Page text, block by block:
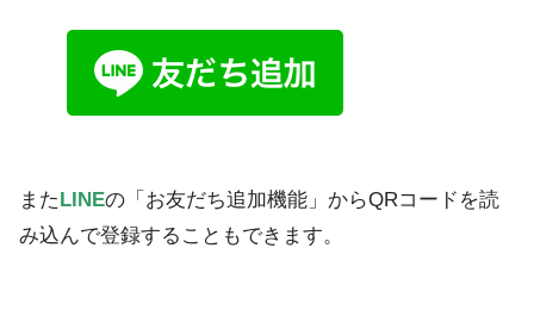
またLINEの「お友だち追加機能」からQRコードを読
み込んで登録することもできます。